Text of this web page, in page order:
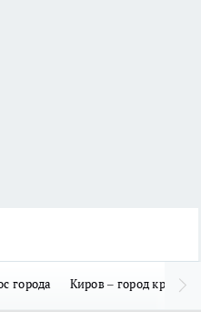
города Киров – город